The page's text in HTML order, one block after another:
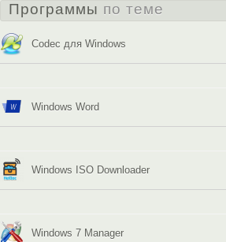
Программы по теме
Codec для Windows
Windows Word
Windows ISO Downloader
Windows 7 Manager